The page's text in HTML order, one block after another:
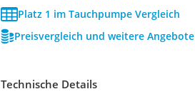
Platz 1 im Tauchpumpe Vergleich
Preisvergleich und weitere Angebote
Technische Details